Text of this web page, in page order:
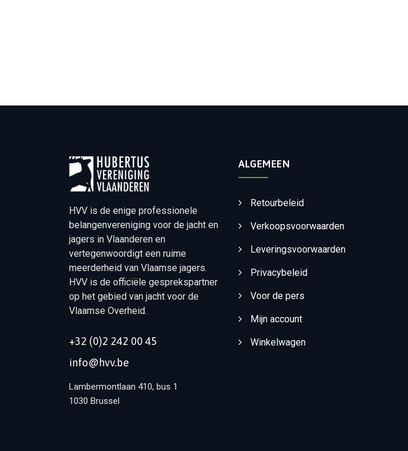
HVV is de enige professionele
belangenvereniging voor de jacht en
jagers in Vlaanderen en
vertegenwoordigt een ruime
meerderheid van Vlaamse jagers.
HVV is de officiële gesprekspartner
op het gebied van jacht voor de
Vlaamse Overheid.
+32 (0)2 242 00 45
info@hvv.be
Lambermontlaan 410, bus 1
1030 Brussel
ALGEMEEN
Retourbeleid
Verkoopsvoorwaarden
Leveringsvoorwaarden
Privacybeleid
Voor de pers
Mijn account
Winkelwagen